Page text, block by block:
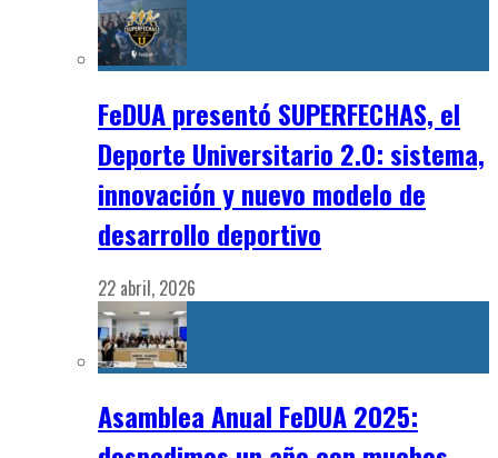
FeDUA presentó SUPERFECHAS, el
Deporte Universitario 2.0: sistema,
innovación y nuevo modelo de
desarrollo deportivo
22 abril, 2026
Asamblea Anual FeDUA 2025: